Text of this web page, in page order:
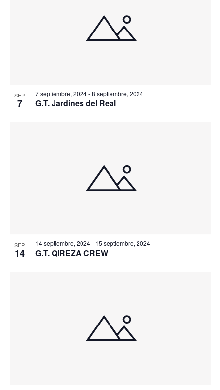
SEP
7
7 septiembre, 2024-8 septiembre, 2024
G.T. Jardines del Real
SEP
14
14 septiembre, 2024- 15 septiembre, 2024
G.T. QIREZA CREW